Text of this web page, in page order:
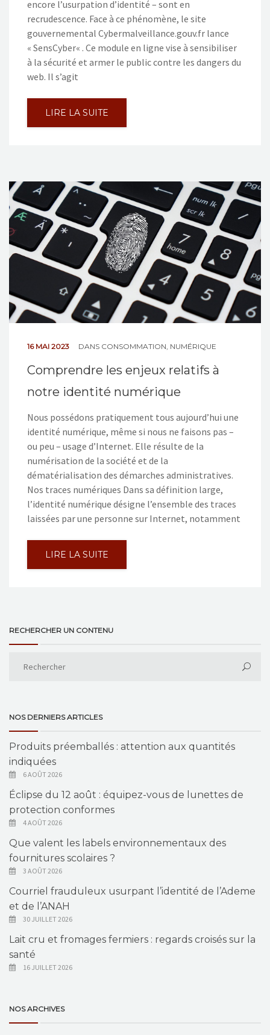
encore l’usurpation d’identité – sont en
recrudescence. Face à ce phénomène, le site
gouvernemental Cybermalveillance.gouv.fr lance
« SensCyber« . Ce module en ligne vise à sensibiliser
à la sécurité et armer le public contre les dangers du
web. Il s’agit
LIRE LA SUITE
16 MAI 2023 DANS CONSOMMATION, NUMÉRIQUE
Comprendre les enjeux relatifs à
notre identité numérique
Nous possédons pratiquement tous aujourd’hui une
identité numérique, même si nous ne faisons pas –
ou peu – usage d’Internet. Elle résulte de la
numérisation de la société et de la
dématérialisation des démarches administratives.
Nos traces numériques Dans sa définition large,
l’identité numérique désigne l’ensemble des traces
laissées par une personne sur Internet, notamment
LIRE LA SUITE
RECHERCHER UN CONTENU
NOS DERNIERS ARTICLES
Produits préemballés : attention aux quantités
indiquées
6 AOÛT 2026
Éclipse du 12 août : équipez-vous de lunettes de
protection conformes
4 AOÛT 2026
Que valent les labels environnementaux des
fournitures scolaires ?
3 AOÛT 2026
Courriel frauduleux usurpant l’identité de l’Ademe
et de l’ANAH
30 JUILLET 2026
Lait cru et fromages fermiers : regards croisés sur la
santé
16 JUILLET 2026
NOS ARCHIVES